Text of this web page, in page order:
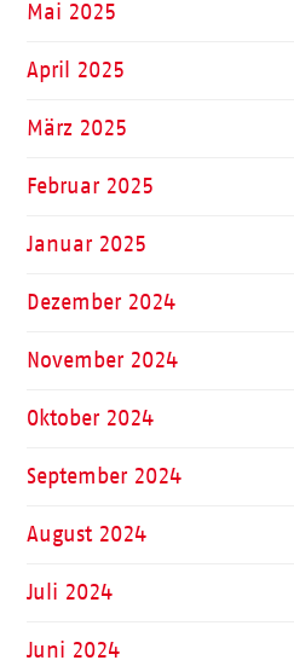
Mai 2025
April 2025
März 2025
Februar 2025
Januar 2025
Dezember 2024
November 2024
Oktober 2024
September 2024
August 2024
Juli 2024
Juni 2024